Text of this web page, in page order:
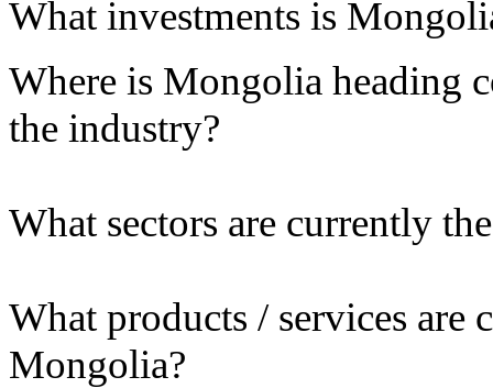
What investments is
Where is Mongolia heading
the industry?
What sectors are currently
What products / services are
Mongolia?